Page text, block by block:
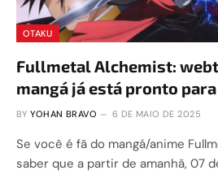
OTAKU
Fullmetal Alchemist:
mangá já está pronto
BY YOHAN BRAVO 6 DE MAIO DE 2025
Se você é fã do mangá/anime
saber que a partir de amanhã, 07